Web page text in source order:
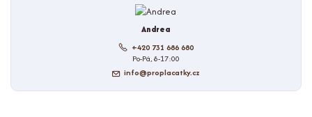
Andrea
+420 731 686 680
Po-Pá, 8-17:00
info@proplacatky.cz